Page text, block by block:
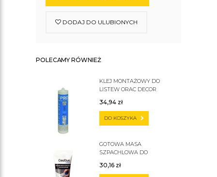
DODAJ DO ULUBIONYCH
POLECAMY RÓWNIEŻ
KLEJ MONTAŻOWY DO
LISTEW ORAC DECOR
34,94 zł
DO KOSZYKA
GOTOWA MASA
SZPACHLOWA DO
30,16 zł